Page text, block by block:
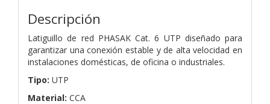
Descripción
Latiguillo de red PHASAK Cat. 6 UTP diseñado para
garantizar una conexión estable y de alta velocidad en
instalaciones domésticas, de oficina o industriales.
Tipo: UTP
Material: CCA